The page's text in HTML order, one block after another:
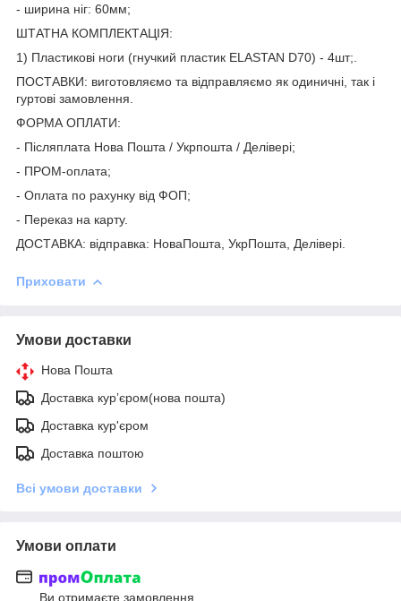
- ширина ніг: 60мм;
ШТАТНА КОМПЛЕКТАЦІЯ:
1) Пластикові ноги (гнучкий пластик ELASTAN D70) - 4шт;.
ПОСТАВКИ: виготовляємо та відправляємо як одиничні, так і
гуртові замовлення.
ФОРМА ОПЛАТИ:
- Післяплата Нова Пошта / Укрпошта / Делівері;
- ПРОМ-оплата;
- Оплата по рахунку від ФОП;
- Переказ на карту.
ДОСТАВКА: відправка: НоваПошта, УкрПошта, Делівері.
Приховати
Умови доставки
Нова Пошта
Доставка курʼєром(нова пошта)
Доставка кур'єром
Доставка поштою
Всі умови доставки
Умови оплати
Ви отримаєте замовлення